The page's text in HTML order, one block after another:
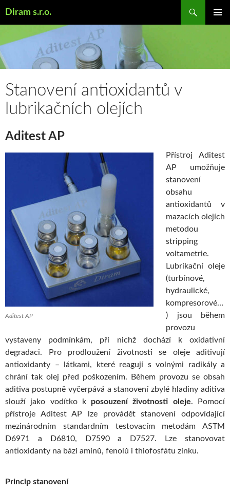
Diram s.r.o.
OBSAHU
Stanovení antioxidantů v
lubrikačních olejích
Aditest AP
Aditest AP
Přístroj Aditest
AP umožňuje
stanovení
obsahu
antioxidantů v
mazacích olejích
metodou
stripping
voltametrie.
Lubrikační oleje
(turbínové,
hydraulické,
kompresorové…
) jsou během
provozu
vystaveny podmínkám, při nichž dochází k oxidativní
degradaci. Pro prodloužení životnosti se oleje aditivují
antioxidanty – látkami, které reagují s volnými radikály a
chrání tak olej před poškozením. Během provozu se obsah
aditiva postupně vyčerpává a stanovení zbylé hladiny aditiva
slouží jako vodítko k posouzení životnosti oleje. Pomocí
přístroje Aditest AP lze provádět stanovení odpovídající
mezinárodním standardním testovacím metodám ASTM
D6971 a D6810, D7590 a D7527. Lze stanovovat
antioxidanty na bázi aminů, fenolů i thiofosfátu zinku.
Princip stanovení